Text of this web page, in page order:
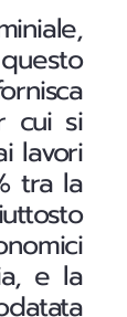
cui si
lavori
tra la
e la